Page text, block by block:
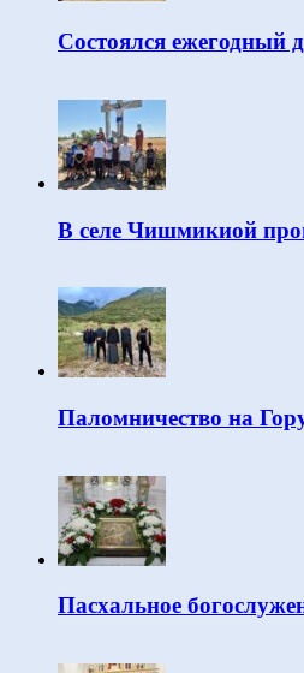
Состоялся ежегодный
В селе Чишмикиой
Паломничество на
Пасхальное